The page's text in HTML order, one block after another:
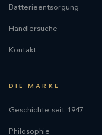
Batterieentsorgung
Händlersuche
Kontakt
DIE MARKE
Geschichte seit 1947
Philosophie